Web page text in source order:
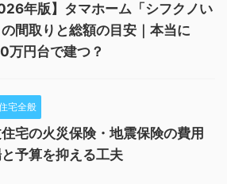
年版】タマホーム「シフクノい
間取りと総額の目安｜本当に
万円台で建つ？
宅全般
宅の火災保険・地震保険の費用
予算を抑える工夫